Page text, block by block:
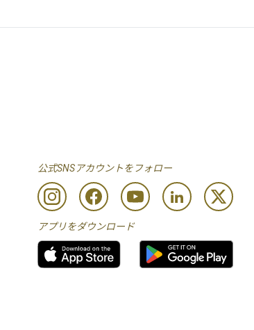
公式SNSアカウントをフォロー
アプリをダウンロード